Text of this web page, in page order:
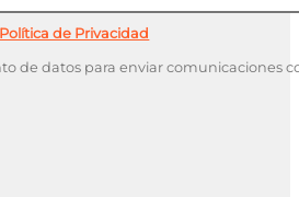
Política de Privacidad
de datos para enviar comunicaciones